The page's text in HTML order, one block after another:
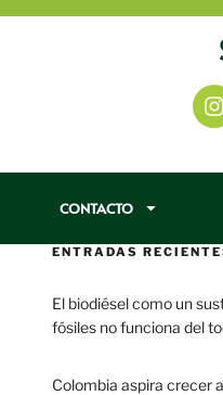
CONTACTO
ENTRADAS
El biodiésel como un
fósiles no funciona del
Colombia aspira crecer